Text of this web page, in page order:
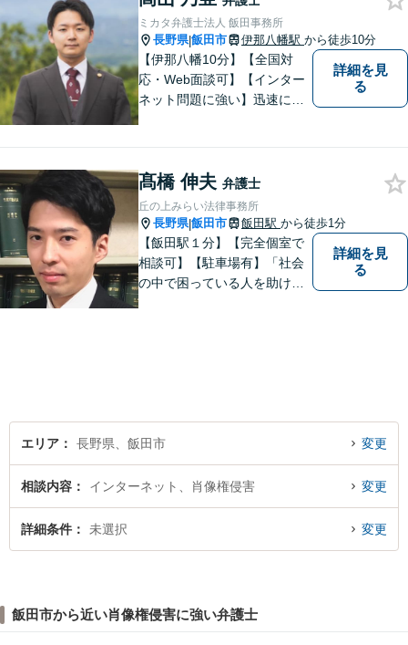
Web面談や電話でのご連絡が
可能です。
ミカタ弁護士法人 飯田事務所
長野県|飯田市 伊那八幡駅 から徒歩10分
【伊那八幡10分】【全国対
応・Web面談可】【インター
ネット問題に強い】迅速に対
のようなことでも、お気軽に
ご相談ください。
詳細を見
る
髙橋 伸夫 弁護士
丘の上みらい法律事務所
長野県|飯田市 飯田駅 から徒歩1分
【飯田駅１分】【完全個室で
相談可】【駐車場有】「社会
の中で困っている人を助けた
詳細を見
る
エリア 長野県、飯田市 変更
相談内容 インターネット、肖像権侵害 変更
詳細条件 未選択 変更
飯田市から近い肖像権侵害に強い弁護士